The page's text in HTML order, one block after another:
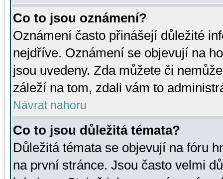
Co to jsou oznámení?
Oznámení často přinášejí důležité
nejdříve. Oznámení se objevují na
jsou uvedeny. Zda můžete či
záleží na tom, zdali vám to
Návrat nahoru
Co to jsou důležitá témata?
Důležitá témata se objevují na fóru
na první stránce. Jsou často velmi